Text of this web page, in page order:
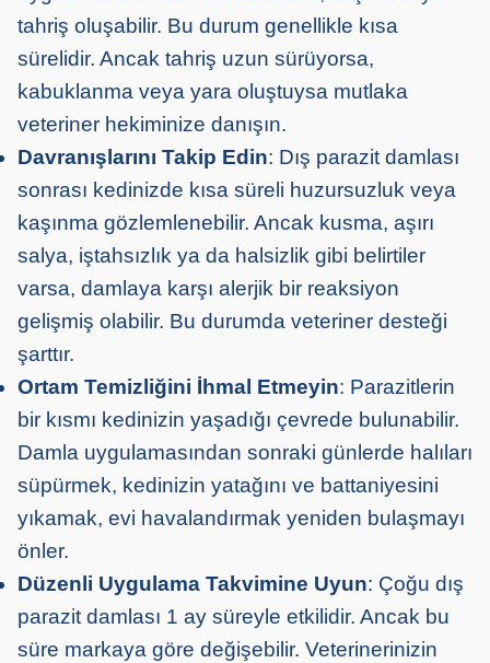
tahriş oluşabilir. Bu durum genellikle kısa
sürelidir. Ancak tahriş uzun sürüyorsa,
kabuklanma veya yara oluştuysa mutlaka
veteriner hekiminize danışın.
Davranışlarını Takip Edin: Dış parazit damlası
sonrası kedinizde kısa süreli huzursuzluk veya
kaşınma gözlemlenebilir. Ancak kusma, aşırı
salya, iştahsızlık ya da halsizlik gibi belirtiler
varsa, damlaya karşı alerjik bir reaksiyon
gelişmiş olabilir. Bu durumda veteriner desteği
şarttır.
Ortam Temizliğini İhmal Etmeyin: Parazitlerin
bir kısmı kedinizin yaşadığı çevrede bulunabilir.
Damla uygulamasından sonraki günlerde halıları
süpürmek, kedinizin yatağını ve battaniyesini
yıkamak, evi havalandırmak yeniden bulaşmayı
önler.
Düzenli Uygulama Takvimine Uyun: Çoğu dış
parazit damlası 1 ay süreyle etkilidir. Ancak bu
süre markaya göre değişebilir. Veterinerinizin